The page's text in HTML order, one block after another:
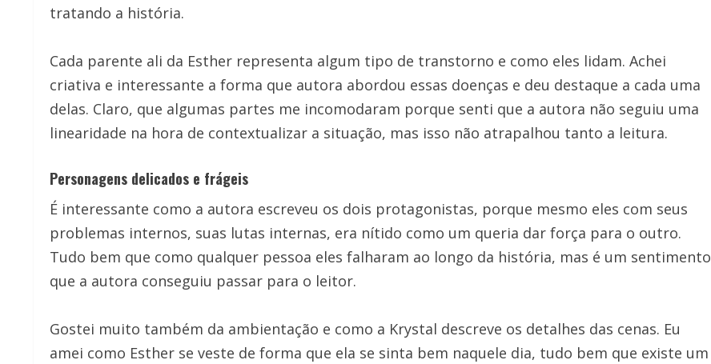
tratando a história.
Cada parente ali da Esther representa algum tipo de transtorno e como eles lidam. Achei
criativa e interessante a forma que autora abordou essas doenças e deu destaque a cada uma
delas. Claro, que algumas partes me incomodaram porque senti que a autora não seguiu uma
linearidade na hora de contextualizar a situação, mas isso não atrapalhou tanto a leitura.
Personagens delicados e frágeis
É interessante como a autora escreveu os dois protagonistas, porque mesmo eles com seus
problemas internos, suas lutas internas, era nítido como um queria dar força para o outro.
Tudo bem que como qualquer pessoa eles falharam ao longo da história, mas é um sentimento
que a autora conseguiu passar para o leitor.
Gostei muito também da ambientação e como a Krystal descreve os detalhes das cenas. Eu
amei como Esther se veste de forma que ela se sinta bem naquele dia, tudo bem que existe um